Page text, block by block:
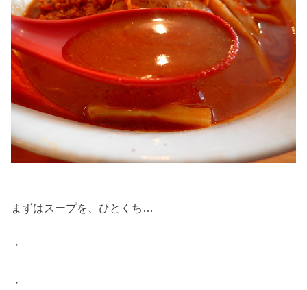
まずはスープを、ひとくち…
・
・